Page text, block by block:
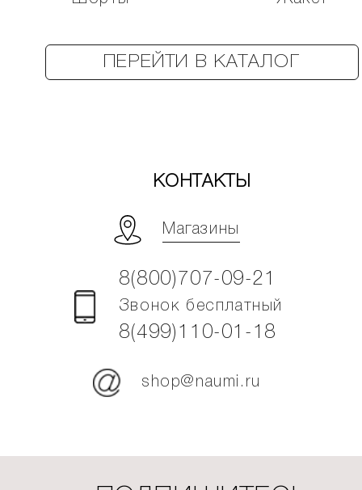
ПЕРЕЙТИ В КАТАЛОГ
КОНТАКТЫ
Магазины
8(800)707-09-21
Звонок бесплатный
8(499)110-01-18
shop@naumi.ru